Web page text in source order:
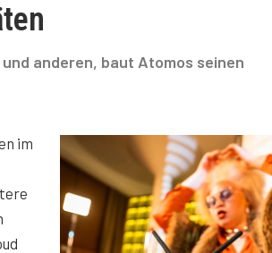
anderen, baut Atomos seinen
im